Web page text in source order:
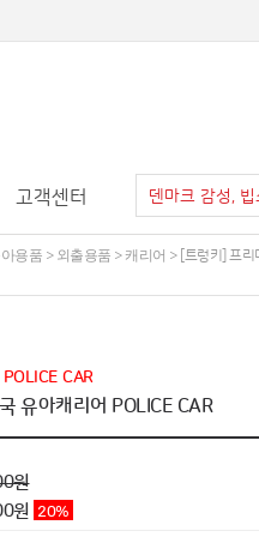
고객센터
용품 > 외출용품 > 캐리어 > [트렁키] 프리
CAR
유아캐리어 POLICE CAR
원
원 20%